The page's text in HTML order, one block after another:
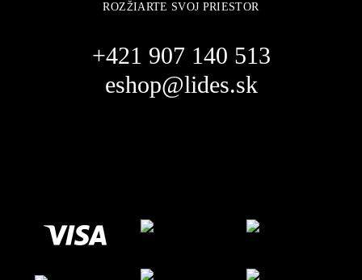
ROZŽIARTE SVOJ PRIESTOR
+421 907 140 513
eshop@lides.sk